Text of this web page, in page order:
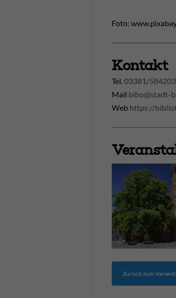
Foto:
Kontakt
Tel. 03381/584203
Mail bibo@stadt-
Web https://
Zurück zum